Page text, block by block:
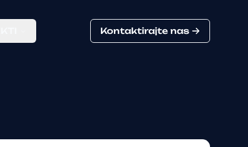
Kontaktirajte nas